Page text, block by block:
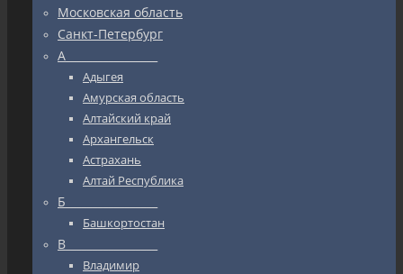
Московская область
Санкт-Петербург
А_________________
Адыгея
Амурская область
Алтайский край
Архангельск
Астрахань
Алтай Республика
Б_________________
Башкортостан
В_________________
Владимир